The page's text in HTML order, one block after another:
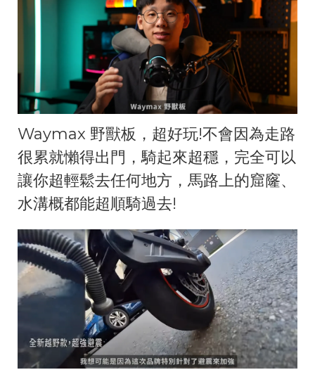
Waymax 野獸板，超好玩!不會因為走路
很累就懶得出門，騎起來超穩，完全可以
讓你超輕鬆去任何地方，馬路上的窟窿、
水溝概都能超順騎過去!